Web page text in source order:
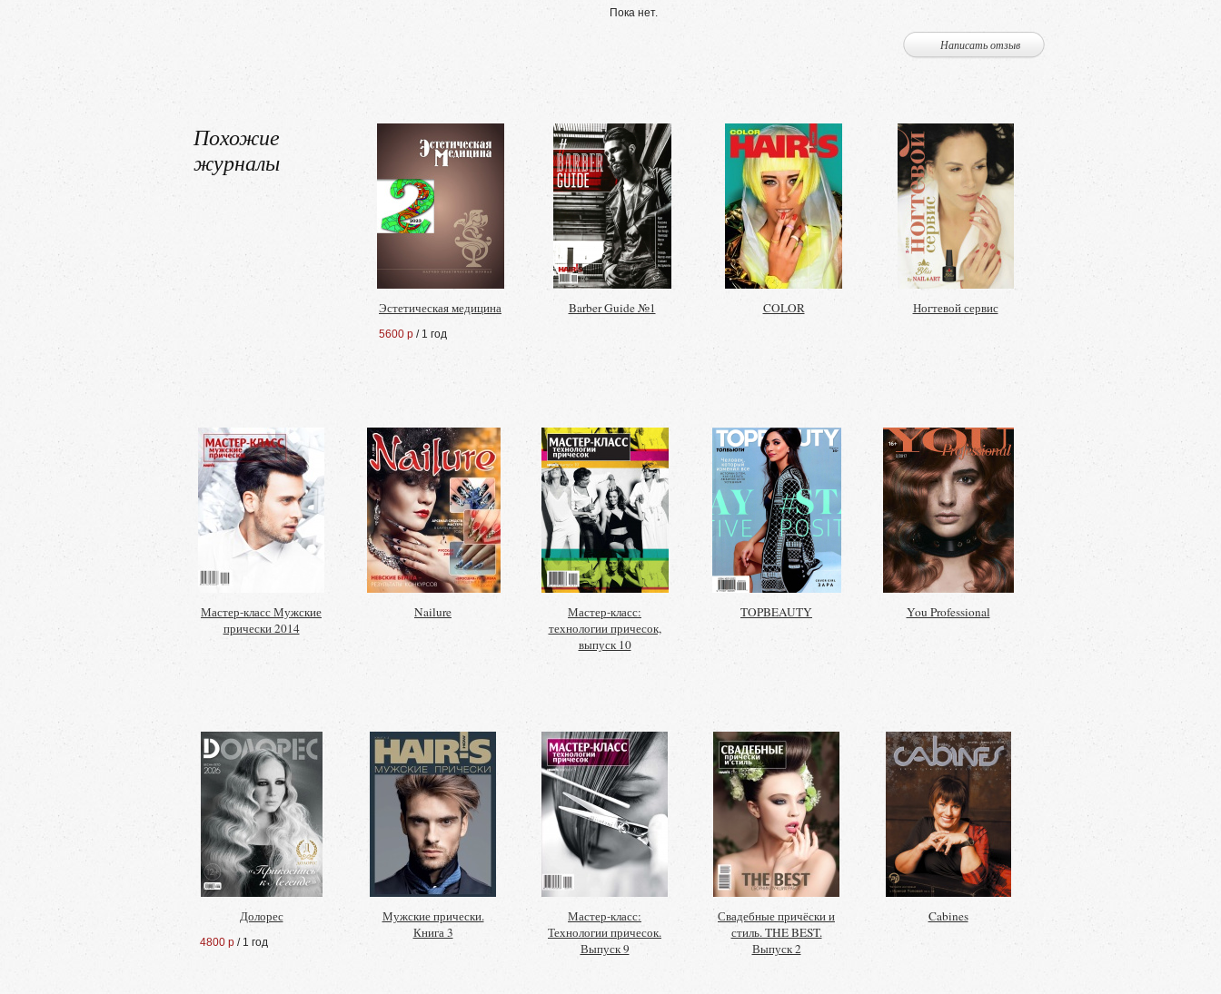
Пока нет.
Написать отзыв
Похожие
журналы
Эстетическая медицина
5600 р / 1 год
Barber Guide №1 COLOR Ногтевой сервис
Мастер-класс Мужские
прически 2014
Nailure
Мастер-класс:
технологии причесок,
выпуск 10
TOPBEAUTY You Professional
Долорес
4800 р / 1 год
Мужские прически.
Книга 3
Мастер-класс:
Технологии причесок.
Выпуск 9
Свадебные причёски и
стиль. THE BEST.
Выпуск 2
Cabines